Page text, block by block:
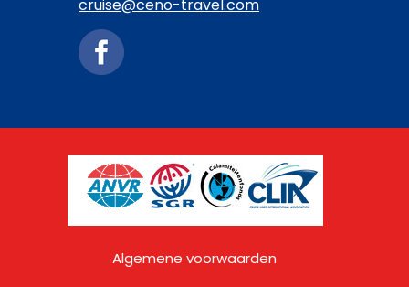
cruise@ceno-travel.com
Algemene voorwaarden